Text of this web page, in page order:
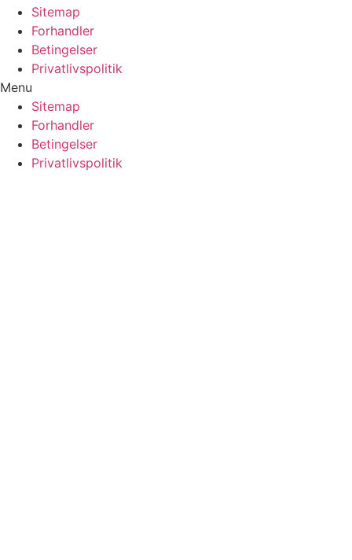
Sitemap
Forhandler
Betingelser
Privatlivspolitik
Menu
Sitemap
Forhandler
Betingelser
Privatlivspolitik